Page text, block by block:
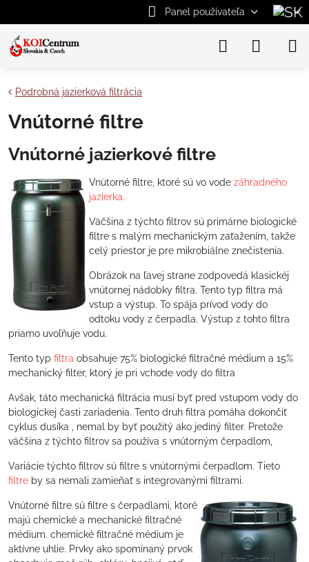
Panel používateľa
Podrobná jazierková filtrácia
Vnútorné filtre
Vnútorné jazierkové filtre
Vnútorné filtre, ktoré sú vo vode záhradného
jazierka.
Väčšina z týchto filtrov sú primárne biologické
filtre s malým mechanickým zaťažením, takže
celý priestor je pre mikrobiálne znečistenia.
Obrázok na ľavej strane zodpovedá klasickéj
vnútornej nádobky filtra. Tento typ filtra má
vstup a výstup. To spája prívod vody do
odtoku vody z čerpadla. Výstup z tohto filtra
priamo uvoľňuje vodu.
Tento typ filtra obsahuje 75% biologické filtračné médium a 15%
mechanický filter, ktorý je pri vchode vody do filtra
Avšak, táto mechanická filtrácia musí byť pred vstupom vody do
biologickej časti zariadenia. Tento druh filtra pomáha dokončiť
cyklus dusíka , nemal by byť použitý ako jediný filter. Pretože
väčšina z týchto filtrov sa používa s vnútorným čerpadlom,
Variácie týchto filtrov sú filtre s vnútornými čerpadlom. Tieto
filtre by sa nemali zamieňať s integrovanými filtrami.
Vnútorné filtre sú filtre s čerpadlami, ktoré
majú chemické a mechanické filtračné
médium. chemické filtračné médium je
aktívne uhlie. Prvky ako spomínaný prvok